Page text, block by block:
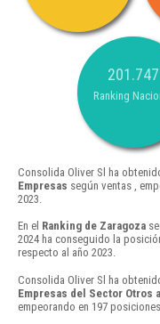
201.747
Ranking
Consolida Oliver Sl ha
Empresas según ventas ,
2023.
En el Ranking de Zaragoza
2024 ha conseguido la
respecto al año 2023.
Consolida Oliver Sl ha
Empresas del Sector Otros
empeorando en 197